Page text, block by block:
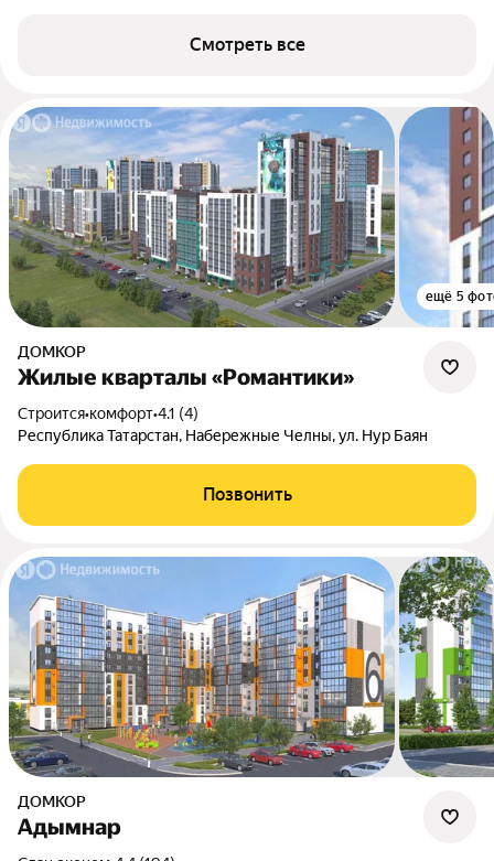
Смотреть все
ещё 5
ДОМКОР
Жилые кварталы «Романтики»
Строится•комфорт•4.1 (4)
Республика Татарстан, Набережные Челны, ул. Нур Баян
Позвонить
ДОМКОР
Адымнар